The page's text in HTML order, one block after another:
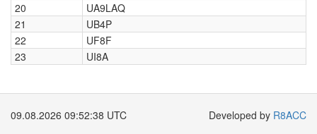
20
UA9LAQ
21
UB4P
22
UF8F
23
UI8A
09.08.2026 09:52:38 UTC Developed by R8ACC